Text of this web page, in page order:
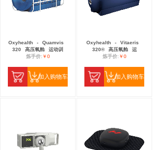
Oxyhealth -
Quamvis
320
高压氧舱
运动训
炼手价:￥0
加入购物车
Oxyhealth -
Vitaeris
320®
高压氧舱
运
炼手价:￥0
加入购物车